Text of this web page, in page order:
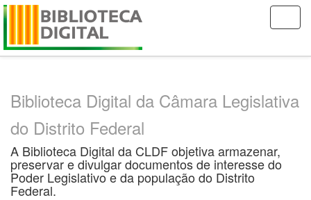
Skip
Biblioteca Digital da Câmara Legislativa
do Distrito Federal
A Biblioteca Digital da CLDF objetiva armazenar,
preservar e divulgar documentos de interesse do
Poder Legislativo e da população do Distrito
Federal.